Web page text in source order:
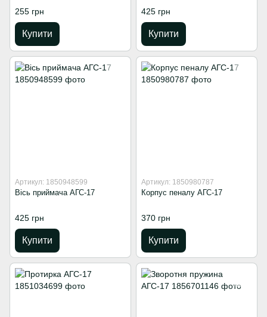
255 грн
Купити
425 грн
Купити
Артикул: 1850948599
Вісь приймача АГС-17
425 грн
Купити
Артикул: 1850980787
Корпус пеналу АГС-17
370 грн
Купити